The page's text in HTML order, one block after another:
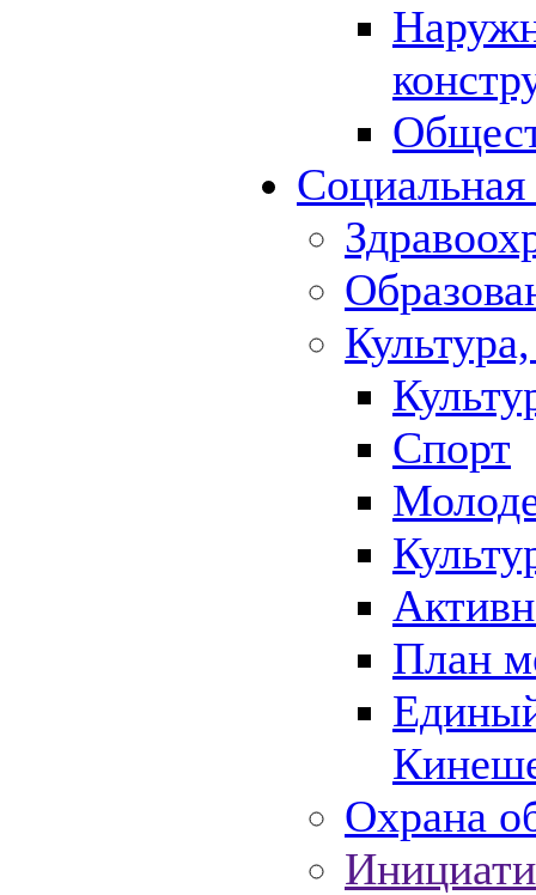
Спорт
План
Охрана